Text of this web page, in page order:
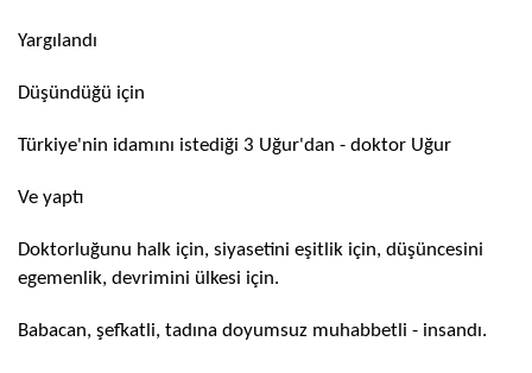
Yargılandı
Düşündüğü için
Türkiye'nin idamını istediği 3 Uğur'dan - doktor Uğur
Ve yaptı
Doktorluğunu halk için, siyasetini eşitlik için, düşüncesini
egemenlik, devrimini ülkesi için.
Babacan, şefkatli, tadına doyumsuz muhabbetli - insandı.